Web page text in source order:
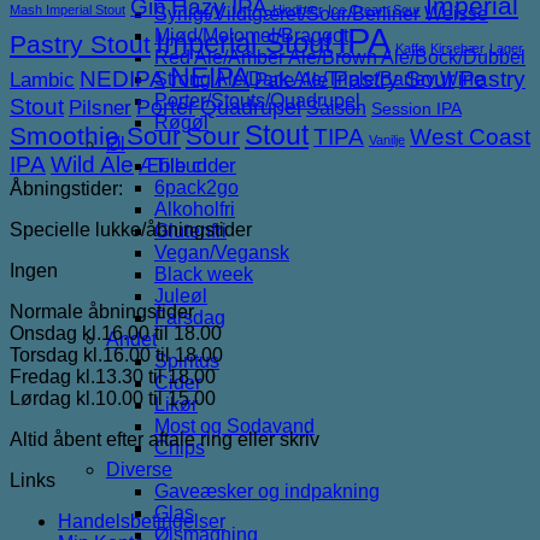
Syrligt/Vildtgæret/Sour/Berliner Weisse
Mjød/Melomel/Braggot
Red Ale/Amber Ale/Brown Ale/Bock/Dubbel
Strong Ale/Dark Ale/Triple/Barley Wine
Porter/Stouts/Quadrupel
Røgøl
Øl
Tilbud
6pack2go
Alkoholfri
Glutenfri
Vegan/Vegansk
Black week
Juleøl
Farsdag
Andet
Spiritus
Cider
Likør
Most og Sodavand
Chips
Diverse
Gaveæsker og indpakning
Glas
Ølsmagning
Mash Imperial Stout GinHazy IPA Hindbær Ice Cream Sour
Pastry StoutImperial StoutIPA Kaffe Kirsebær Lager
Lambic NEDIPANEIPA Pale Ale Pastry SourPastry
Stout Pilsner Porter Quadrupel Saison Session IPA
Smoothie SourSour StoutTIPA Vanilje West Coast
IPA Wild Ale Æble cider
Åbningstider:
Specielle lukke/åbningstider
Ingen
Normale åbningstider
Onsdag kl.16.00 til 18.00
Torsdag kl.16.00 til 18.00
Fredag kl.13.30 til 18.00
Lørdag kl.10.00 til 15.00
Altid åbent efter aftale ring eller skriv
Links
Handelsbetingelser